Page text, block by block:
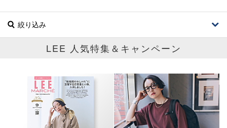
絞り込み
ブランド
バッグ
LEE 人気特集＆キャンペーン